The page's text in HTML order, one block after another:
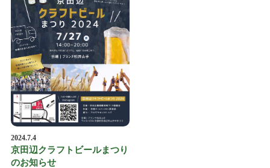
2024.7.4
京田辺クラフトビールまつり
のお知らせ